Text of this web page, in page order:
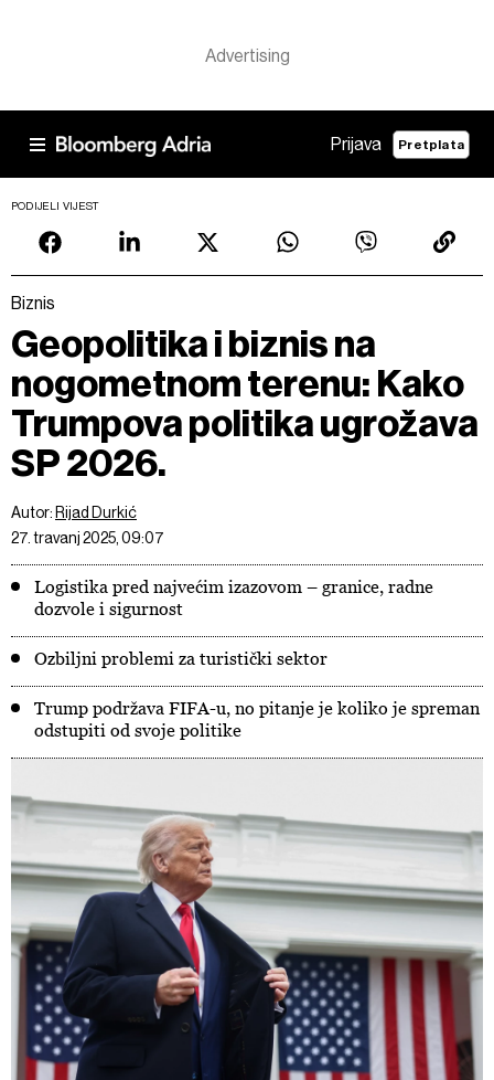
Prijava Pretplata
PODIJELI VIJEST
Biznis
Geopolitika i biznis na
nogometnom terenu: Kako
Trumpova politika ugrožava
SP 2026.
Autor: Rijad Durkić
27. travanj 2025, 09:07
Logistika pred najvećim izazovom – granice, radne
dozvole i sigurnost
Ozbiljni problemi za turistički sektor
Trump podržava FIFA-u, no pitanje je koliko je spreman
odstupiti od svoje politike